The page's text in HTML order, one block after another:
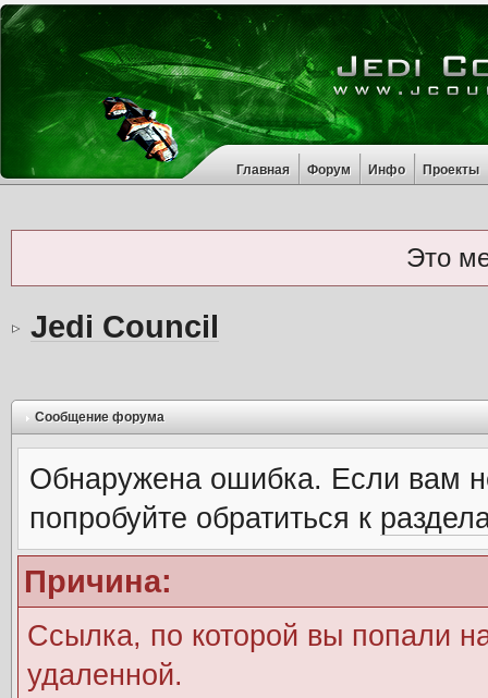
Главная Форум Инфо Проекты
Это
Jedi Council
Сообщение форума
Обнаружена ошибка. Если вам
попробуйте обратиться к
Причина:
Ссылка, по которой вы попали
удаленной.